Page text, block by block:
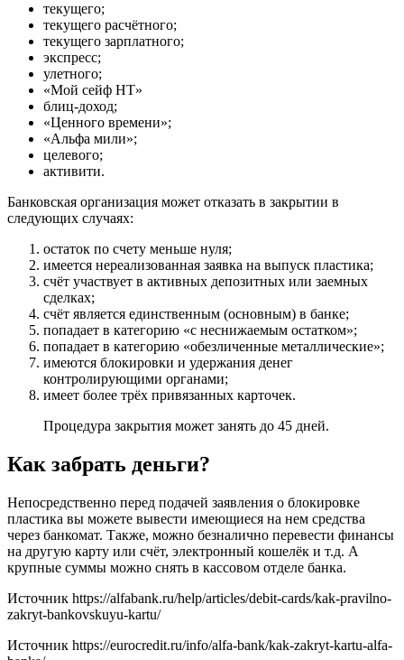
текущего;
текущего расчётного;
текущего зарплатного;
экспресс;
улетного;
«Мой сейф HT»
блиц-доход;
«Ценного времени»;
«Альфа мили»;
целевого;
активити.
Банковская организация может отказать в закрытии в
следующих случаях:
остаток по счету меньше нуля;
имеется нереализованная заявка на выпуск пластика;
счёт участвует в активных депозитных или заемных
сделках;
счёт является единственным (основным) в банке;
попадает в категорию «с неснижаемым остатком»;
попадает в категорию «обезличенные металлические»;
имеются блокировки и удержания денег
контролирующими органами;
имеет более трёх привязанных карточек.
Процедура закрытия может занять до 45 дней.
Как забрать деньги?
Непосредственно перед подачей заявления о блокировке
пластика вы можете вывести имеющиеся на нем средства
через банкомат. Также, можно безналично перевести финансы
на другую карту или счёт, электронный кошелёк и т.д. А
крупные суммы можно снять в кассовом отделе банка.
Источник https://alfabank.ru/help/articles/debit-cards/kak-pravilno-
zakryt-bankovskuyu-kartu/
Источник https://eurocredit.ru/info/alfa-bank/kak-zakryt-kartu-alfa-